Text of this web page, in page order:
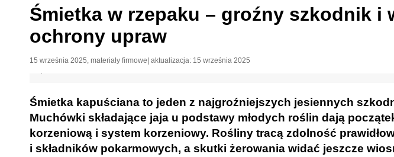
Śmietka w rzepaku – groźny szkodnik i
ochrony upraw
15 września 2025, materiały firmowe | aktualizacja: 15 września 2025
Śmietka kapuściana to jeden z najgroźniejszych jesiennych
Muchówki składające jaja u podstawy młodych roślin dają
korzeniową i system korzeniowy. Rośliny tracą zdolność
i składników pokarmowych, a skutki żerowania widać jeszcze